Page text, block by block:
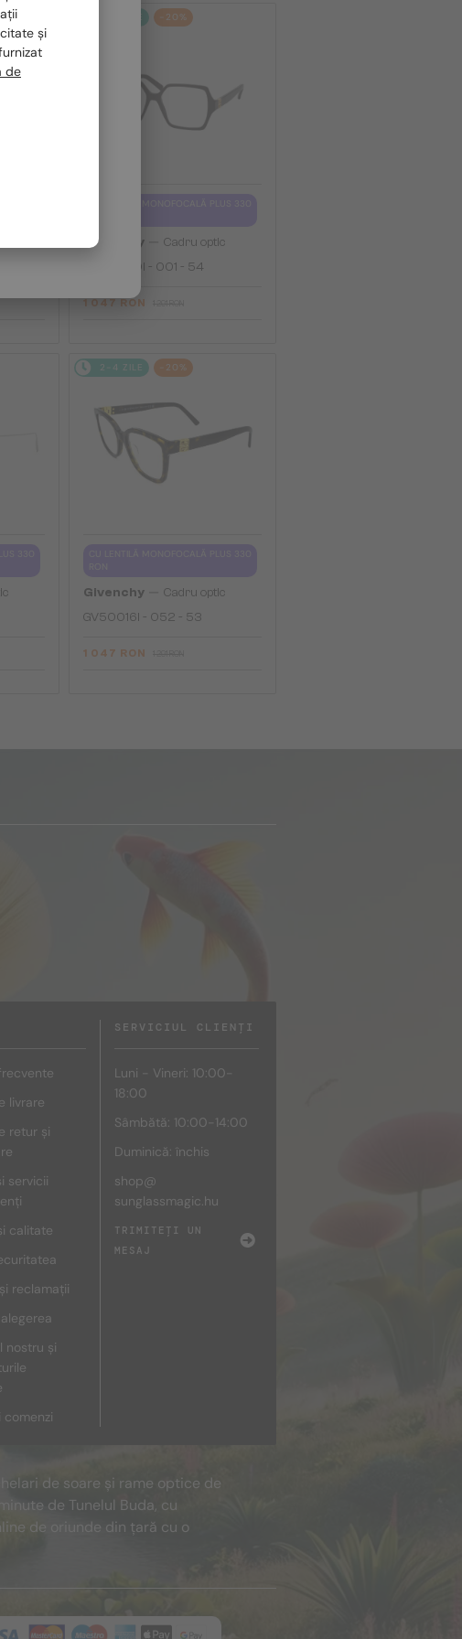
-20%
Givenchy
Cadru optic
GV50050I - 001 - 54
1 047 RON
2-4 ZILE -20%
Givenchy
Cadru optic
GV50016I - 052 - 53
1 047 RON
livrare
retur și
servicii
calitate
reclamații
nostru și
comenzi
SERVICIUL CLIENȚI
Luni - Vineri: 10:00-
18:00
Sâmbătă: 10:00-14:00
Duminică: închis
shop@
sunglassmagic.hu
TRIMITEȚI UN
MESAJ
de soare și rame optice de
de Tunelul Buda, cu
de oriunde din țară cu o
și
de